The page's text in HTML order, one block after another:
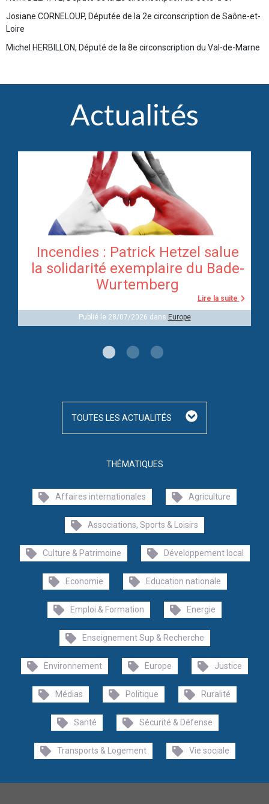
Josiane CORNELOUP, Députée de la 2e circonscription de Saône-et-
Loire
Michel HERBILLON, Député de la 8e circonscription du Val-de-Marne
Actualités
Incendies : Patrick Hetzel salue
la solidarité exemplaire du Bade-
Wurtemberg
Lire la suite
Publié le 28/07/2026 dans Europe
THÉMATIQUES
Affaires internationales Agriculture
Associations, Sports & Loisirs
Culture & Patrimoine Développement local
Economie Education nationale
Emploi & Formation Energie
Enseignement Sup & Recherche
Environnement Europe Justice
Médias Politique Ruralité
Santé Sécurité & Défense
Transports & Logement Vie sociale
TOUTES LES ACTUALITÉS